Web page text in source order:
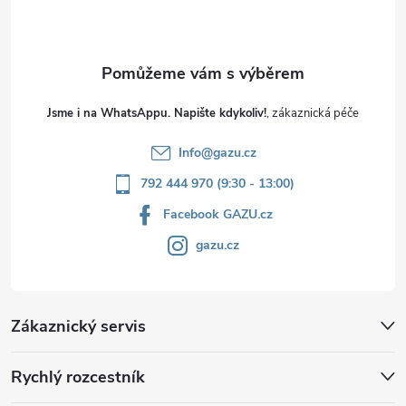
Jsme i na WhatsAppu. Napište kdykoliv!
Info@gazu.cz
792 444 970 (9:30 - 13:00)
Facebook GAZU.cz
gazu.cz
Zákaznický servis
Rychlý rozcestník